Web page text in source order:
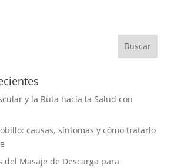
y la Ruta hacia la Salud con
causas, síntomas y cómo tratarlo
del Masaje de Descarga para